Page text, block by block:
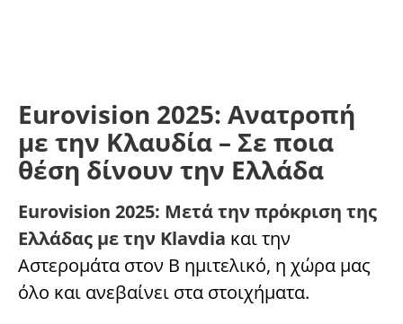
Eurovision 2025: Ανατροπή
με την Κλαυδία – Σε ποια
θέση δίνουν την Ελλάδα
Eurovision 2025: Μετά την πρόκριση της
Ελλάδας με την Klavdia και την
Αστερομάτα στον Β ημιτελικό, η χώρα μας
όλο και ανεβαίνει στα στοιχήματα.